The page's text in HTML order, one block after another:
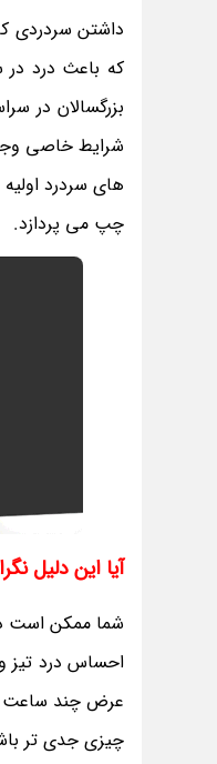
داشتن سردردی
بزرگسالان در
شرایط خاصی
های سردرد
چپ می پردازد.
آیا این دلیل
شما ممکن است
احساس درد تیز
عرض چند ساعت
چیزی جدی تر